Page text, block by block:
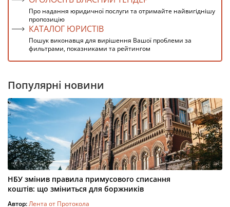
Про надання юридичної послуги та отримайте найвигіднішу
пропозицію
КАТАЛОГ ЮРИСТІВ
Пошук виконавця для вирішення Вашої проблеми за
фильтрами, показниками та рейтингом
Популярні новини
НБУ змінив правила примусового списання
коштів: що зміниться для боржників
Автор:Лента от Протокола